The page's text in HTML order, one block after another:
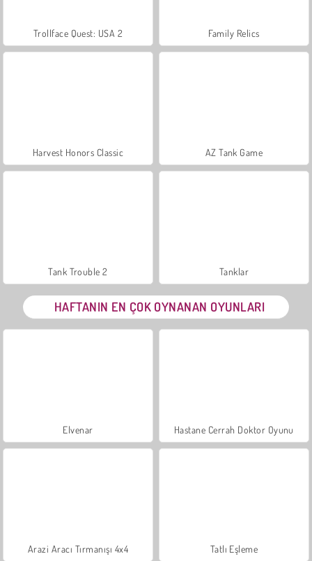
Trollface Quest: USA 2 Family Relics
Harvest Honors Classic AZ Tank Game
Tank Trouble 2 Tanklar
HAFTANIN EN ÇOK OYNANAN OYUNLARI
Elvenar Hastane Cerrah Doktor Oyunu
Arazi Aracı Tırmanışı 4x4 Tatlı Eşleme